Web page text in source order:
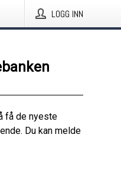
LOGG INN
få de nyeste
Du kan melde